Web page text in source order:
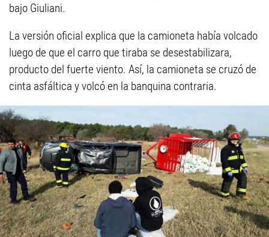
bajo Giuliani.
La versión oficial explica que la camioneta había volcado
luego de que el carro que tiraba se desestabilizara,
producto del fuerte viento. Así, la camioneta se cruzó de
cinta asfáltica y volcó en la banquina contraria.